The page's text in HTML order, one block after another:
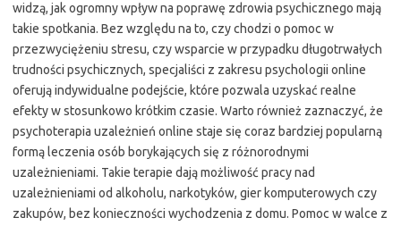
widzą, jak ogromny wpływ na poprawę zdrowia psychicznego mają
takie spotkania. Bez względu na to, czy chodzi o pomoc w
przezwyciężeniu stresu, czy wsparcie w przypadku długotrwałych
trudności psychicznych, specjaliści z zakresu psychologii online
oferują indywidualne podejście, które pozwala uzyskać realne
efekty w stosunkowo krótkim czasie. Warto również zaznaczyć, że
psychoterapia uzależnień online staje się coraz bardziej popularną
formą leczenia osób borykających się z różnorodnymi
uzależnieniami. Takie terapie dają możliwość pracy nad
uzależnieniami od alkoholu, narkotyków, gier komputerowych czy
zakupów, bez konieczności wychodzenia z domu. Pomoc w walce z